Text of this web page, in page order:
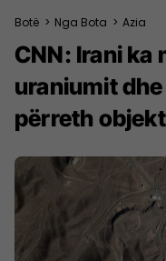
Botë > Nga Bota > Azia
CNN: Irani ka
uraniumit
përreth